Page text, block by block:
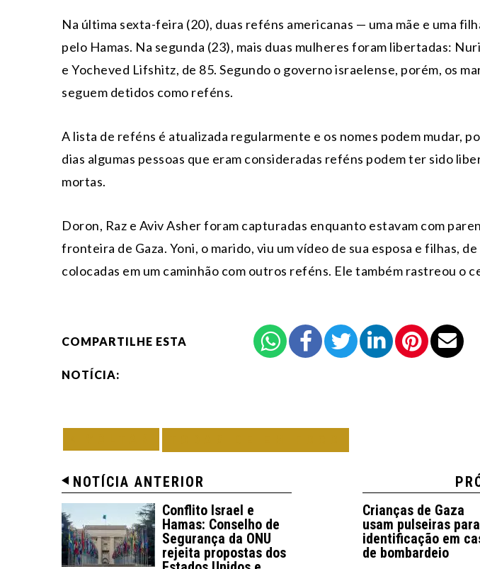
Na última sexta-feira (20), duas reféns americanas — uma mãe e uma
pelo Hamas. Na segunda (23), mais duas mulheres foram libertadas:
e Yocheved Lifshitz, de 85. Segundo o governo israelense, porém, os
seguem detidos como reféns.
A lista de reféns é atualizada regularmente e os nomes podem mudar,
dias algumas pessoas que eram consideradas reféns podem ter sido
mortas.
Doron, Raz e Aviv Asher foram capturadas enquanto estavam com
fronteira de Gaza. Yoni, o marido, viu um vídeo de sua esposa e filhas, de
colocadas em um caminhão com outros reféns. Ele também rastreou o
COMPARTILHE ESTA
NOTÍCIA:
NOTÍCIA ANTERIOR
Conflito Israel e
Hamas: Conselho de
Segurança da ONU
rejeita propostas dos
Crianças de Gaza
usam pulseiras para
identificação em
de bombardeio